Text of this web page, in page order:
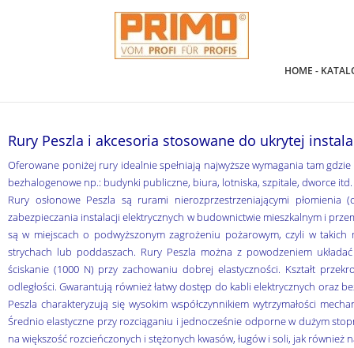
HOME -
Rury Peszla i akcesoria stosowane do ukrytej
Oferowane poniżej rury idealnie spełniają najwyższe wymagania tam
bezhalogenowe np.: budynki publiczne, biura, lotniska, szpitale, dworce itd.
Rury osłonowe Peszla są rurami nierozprzestrzeniającymi
zabezpieczania instalacji elektrycznych w budownictwie mieszkalnym i
są w miejscach o podwyższonym zagrożeniu pożarowym, czyli w
strychach lub poddaszach. Rury Peszla można z powodzeniem
ściskanie (1000 N) przy zachowaniu dobrej elastyczności. Kształt
odległości. Gwarantują również łatwy dostęp do kabli elektrycznych oraz
Peszla charakteryzują się wysokim współczynnikiem wytrzymałości
Średnio elastyczne przy rozciąganiu i jednocześnie odporne w dużym
na większość rozcieńczonych i stężonych kwasów, ługów i soli, jak